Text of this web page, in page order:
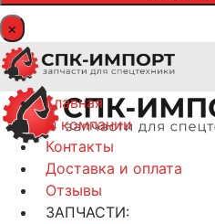
×
Главная
О компании
Контакты
Доставка и оплата
Отзывы
ЗАПЧАСТИ: